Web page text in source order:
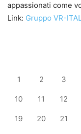
appassionati come
Link: Gruppo VR-
1 2 3
10 11 12
19 20 21